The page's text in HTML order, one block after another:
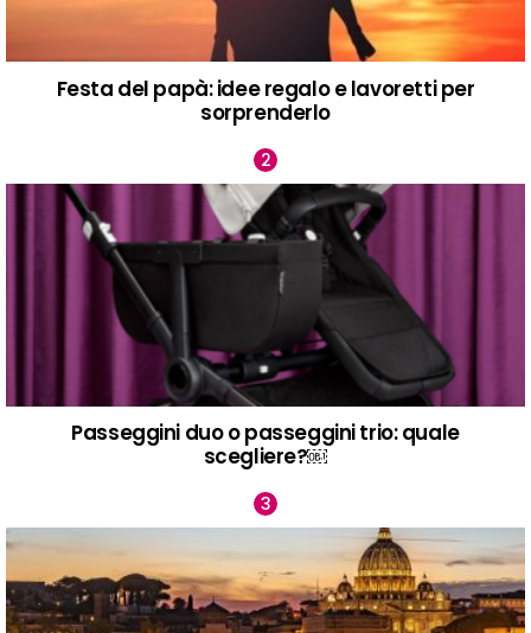
Festa del papà: idee regalo e lavoretti per
sorprenderlo
Passeggini duo o passeggini trio: quale
scegliere?￼